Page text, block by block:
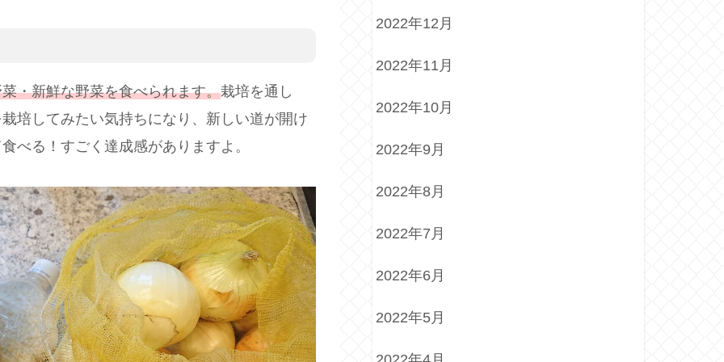
・新鮮な野菜を食べられます。栽培を通し
培してみたい気持ちになり、新しい道が開け
べる！すごく達成感がありますよ。
2022年12月
2022年11月
2022年10月
2022年9月
2022年8月
2022年7月
2022年6月
2022年5月